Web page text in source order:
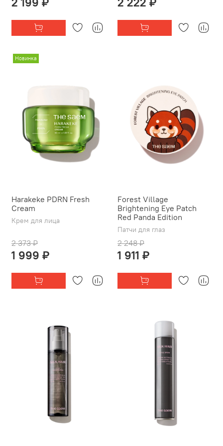
Новинка
Harakeke PDRN Fresh
Cream
Крем для лица
2 373 ₽
1 999 ₽
Forest Village
Brightening Eye Patch
Red Panda Edition
Патчи для глаз
2 248 ₽
1 911 ₽